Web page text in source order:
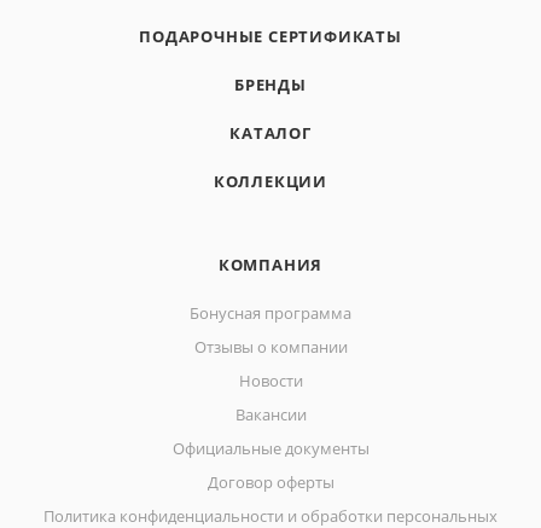
ПОДАРОЧНЫЕ СЕРТИФИКАТЫ
БРЕНДЫ
КАТАЛОГ
КОЛЛЕКЦИИ
КОМПАНИЯ
Бонусная программа
Отзывы о компании
Новости
Вакансии
Официальные документы
Договор оферты
Политика конфиденциальности и обработки персональных